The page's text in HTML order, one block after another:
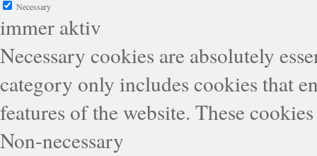
Necessary
immer aktiv
Necessary cookies are absolutely
category only includes cookies that
features of the website. These
Non-necessary